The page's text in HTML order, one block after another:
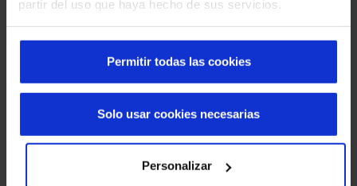
partir del uso que haya hecho de sus servicios.
Permitir todas las cookies
Personalizar
Solo usar cookies necesarias
Portes rapides pour la sécurité dans
l'industrie chimique